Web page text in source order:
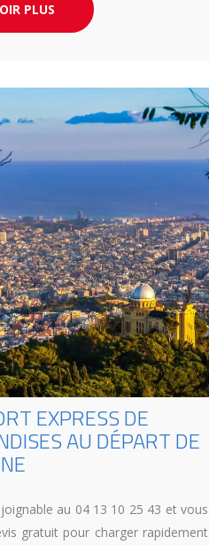
PLUS
EXPRESS DE
AU DÉPART DE
au 04 13 10 25 43 et vous
gratuit pour charger rapidement